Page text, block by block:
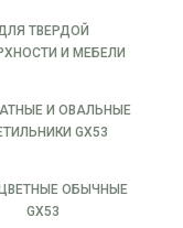
ТВЕРДОЙ
И МЕБЕЛИ
И ОВАЛЬНЫЕ
GX53
ОБЫЧНЫЕ
GX53